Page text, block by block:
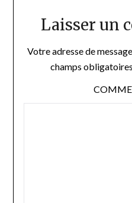
Laisser un
Votre adresse de
champs